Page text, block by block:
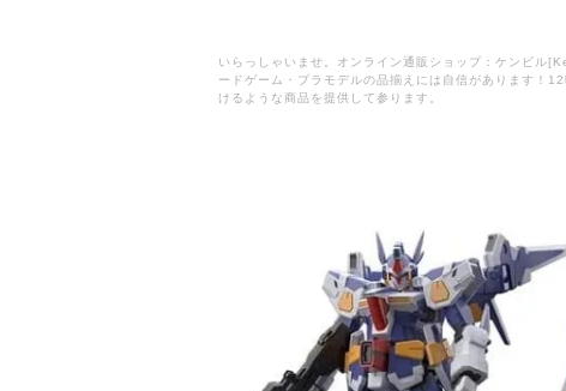
いらっしゃいませ。オンライン通販ショップ：ケンビル
ードゲーム・プラモデルの品揃えには自信があります！
けるような商品を提供して参ります。